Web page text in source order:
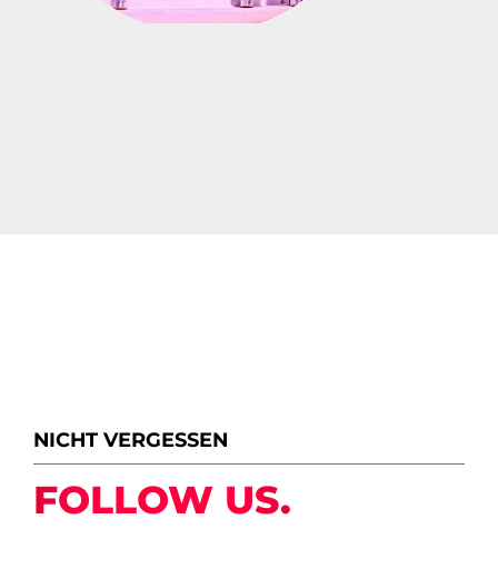
NICHT VERGESSEN
FOLLOW US.